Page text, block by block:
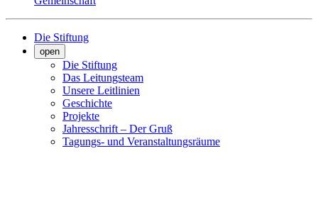
Die Stiftung
open
Die Stiftung
Das Leitungsteam
Unsere Leitlinien
Geschichte
Projekte
Jahresschrift – Der Gruß
Tagungs- und Veranstaltungsräume